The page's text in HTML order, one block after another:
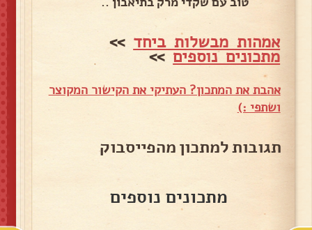
אמהות מבשלות ביחד >>
מתכונים נוספים>>
אהבת את המתכון? העתיקי את הקישור המקוצר
ושתפי :)
תגובות למתכון מהפייסבוק
מתכונים נוספים